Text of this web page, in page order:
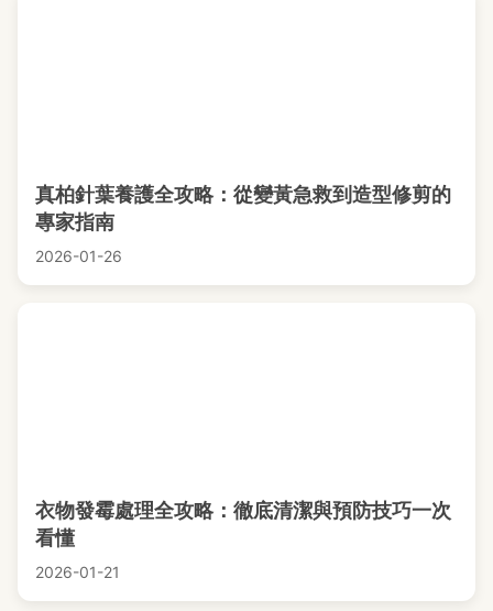
真柏針葉養護全攻略：從變黃急救到造型修剪的
專家指南
2026-01-26
衣物發霉處理全攻略：徹底清潔與預防技巧一次
看懂
2026-01-21